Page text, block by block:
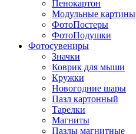
Пенокартон
Модульные картины
ФотоПостеры
ФотоПодушки
Фотоcувениры
Значки
Коврик для мыши
Кружки
Новогодние шары
Пазл картонный
Тарелки
Магниты
Пазлы магнитные